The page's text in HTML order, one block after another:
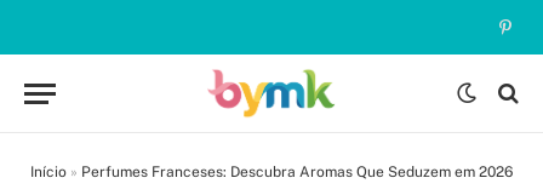
Início » Perfumes Franceses: Descubra Aromas Que Seduzem em 2026